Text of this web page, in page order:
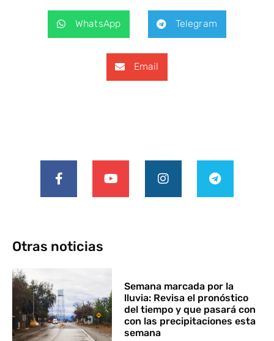
WhatsApp Telegram
Email
Otras noticias
Semana marcada por la
lluvia: Revisa el pronóstico
del tiempo y que pasará con
con las precipitaciones esta
semana